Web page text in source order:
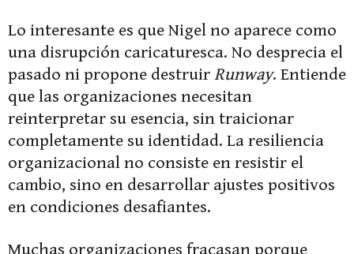
Lo interesante es que Nigel no aparece como
una disrupción caricaturesca. No desprecia el
pasado ni propone destruir Runway. Entiende
que las organizaciones necesitan
reinterpretar su esencia, sin traicionar
completamente su identidad. La resiliencia
organizacional no consiste en resistir el
cambio, sino en desarrollar ajustes positivos
en condiciones desafiantes.
Muchas organizaciones fracasan porque